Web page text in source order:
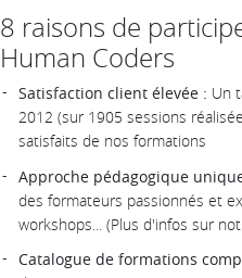
8 raisons de
Human Coders
Satisfaction client élevée : Un
2012 (sur 1905 sessions
satisfaits de nos formations
Approche pédagogique
des formateurs passionnés et
workshops... (Plus d'infos sur
Catalogue de formations